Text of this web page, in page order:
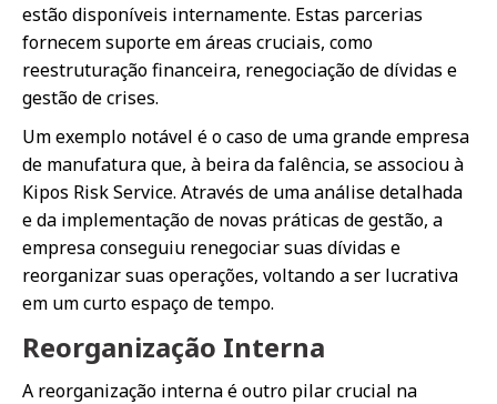
estão disponíveis internamente. Estas parcerias
fornecem suporte em áreas cruciais, como
reestruturação financeira, renegociação de dívidas e
gestão de crises.
Um exemplo notável é o caso de uma grande empresa
de manufatura que, à beira da falência, se associou à
Kipos Risk Service. Através de uma análise detalhada
e da implementação de novas práticas de gestão, a
empresa conseguiu renegociar suas dívidas e
reorganizar suas operações, voltando a ser lucrativa
em um curto espaço de tempo.
Reorganização Interna
A reorganização interna é outro pilar crucial na